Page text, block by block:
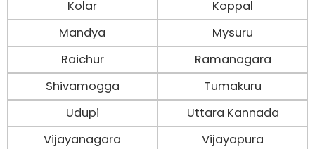
Kolar
Koppal
Mandya
Mysuru
Raichur
Ramanagara
Shivamogga
Tumakuru
Udupi
Uttara Kannada
Vijayanagara
Vijayapura